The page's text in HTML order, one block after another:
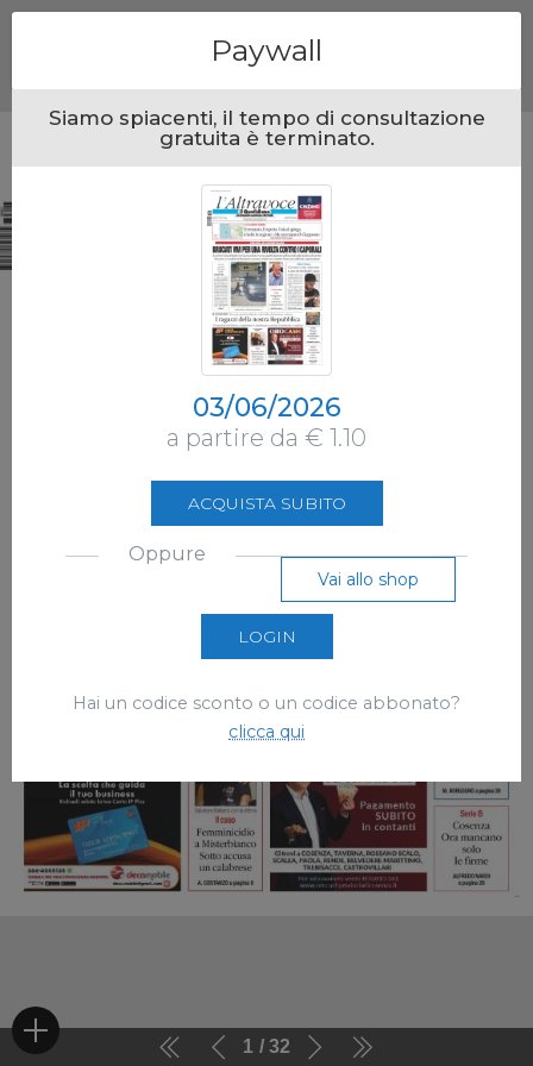
1 32
Paywall
Siamo spiacenti, il tempo di consultazione
gratuita è terminato.
03/06/2026
a partire da € 1.10
ACQUISTA SUBITO
Oppure
Vai allo shop
LOGIN
Hai un codice sconto o un codice abbonato?
clicca qui